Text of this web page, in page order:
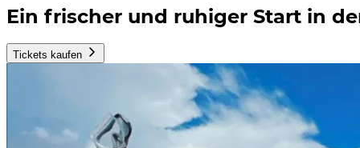
Ein frischer und ruhiger Start in
Tickets kaufen